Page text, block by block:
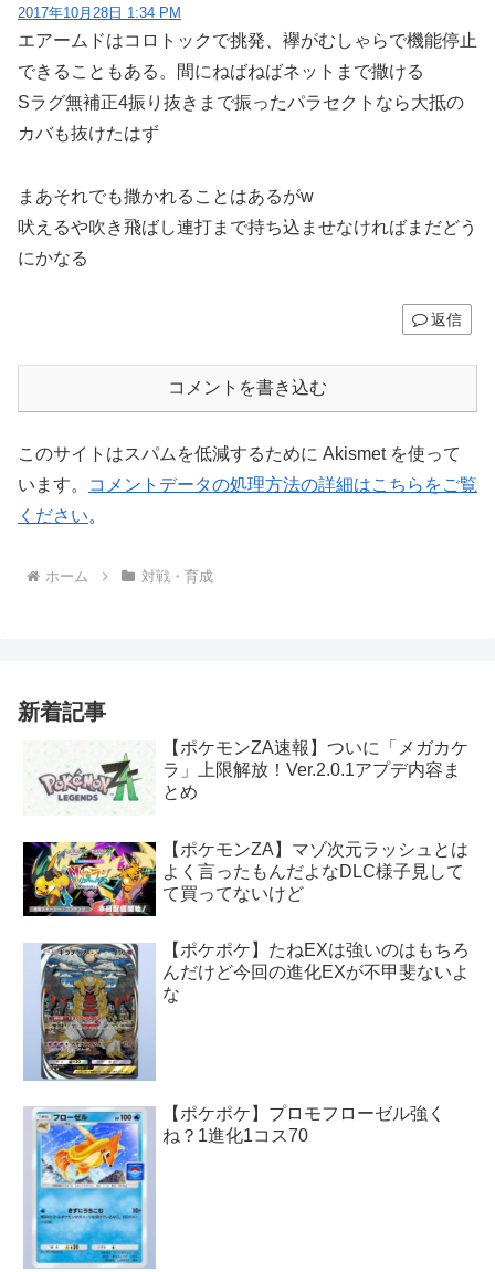
2017年10月28日 1:34 PM
エアームドはコロトックで挑発、襷がむしゃらで機能停止
できることもある。間にねばねばネットまで撒ける
Sラグ無補正4振り抜きまで振ったパラセクトなら大抵の
カバも抜けたはず
まあそれでも撒かれることはあるがw
吠えるや吹き飛ばし連打まで持ち込ませなければまだどう
にかなる
返信
コメントを書き込む
このサイトはスパムを低減するために Akismet を使って
います。
コメントデータの処理方法の詳細はこちらをご覧
ください。
ホーム 対戦・育成
新着記事
【ポケモンZA速報】ついに「メガカケ
ラ」上限解放！Ver.2.0.1アプデ内容ま
とめ
【ポケモンZA】マゾ次元ラッシュとは
よく言ったもんだよなDLC様子見して
て買ってないけど
【ポケポケ】たねEXは強いのはもちろ
んだけど今回の進化EXが不甲斐ないよ
な
【ポケポケ】プロモフローゼル強く
ね？1進化1コス70